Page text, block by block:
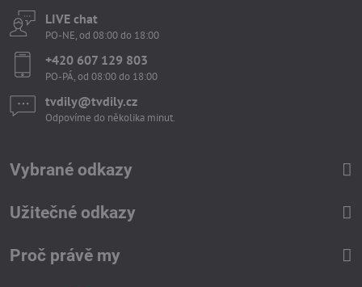
LIVE chat
PO-NE, od 08:00 do 18:00
+420 607 129 803
PO-PÁ, od 08:00 do 18:00
tvdily​@tvdily​.cz
Odpovíme do několika minut.
Vybrané odkazy
Užitečné odkazy
Proč právě my